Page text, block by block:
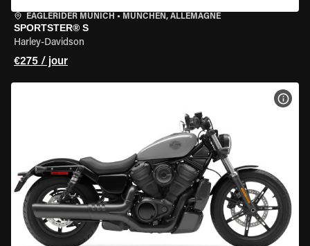
EAGLERIDER MUNICH • MÜNCHEN, ALLEMAGNE
SPORTSTER® S
Harley-Davidson
€275 / jour